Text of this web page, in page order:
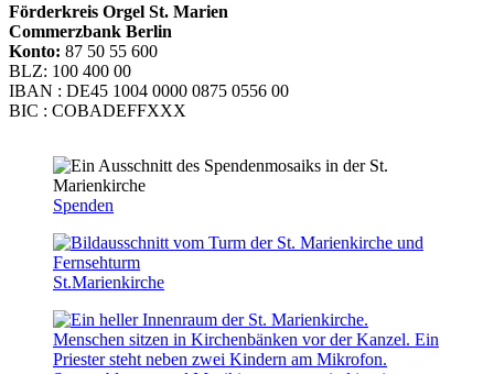
Förderkreis Orgel St. Marien
Commerzbank Berlin
Konto: 87 50 55 600
BLZ: 100 400 00
IBAN : DE45 1004 0000 0875 0556 00
BIC : COBADEFFXXX
Spenden
St.Marien­kirche